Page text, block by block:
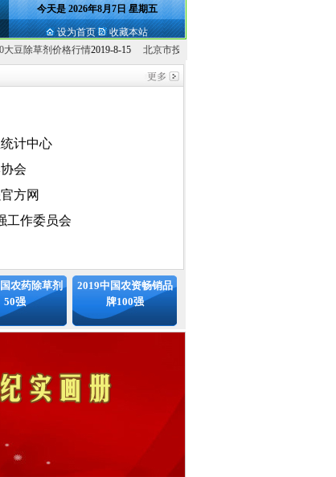
今天是2026年8月7日 星期五
设为首页
收藏本站
格行情2019-8-15 北京市投入亿元补贴农作物绿色防控...
学会农药专业委员会、中国
会、国家统计局中国统计信
员会
百强评委会主任
农药除草剂
50强
2019中国农资畅销品
牌100强